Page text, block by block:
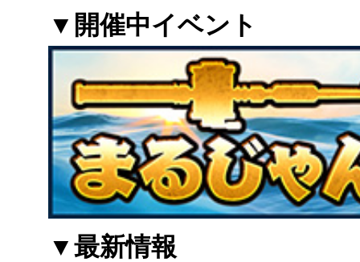
▼開催中イベント
▼最新情報